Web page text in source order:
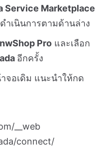
Service Marketplace
ำเนินการตามด้านล่าง
Pro และเลือก
อีกครั้ง
จอเดิม แนะนำให้กด
__web
connect/